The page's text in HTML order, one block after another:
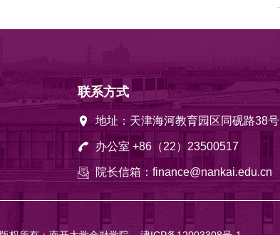
联系方式
地址：天津海河教育园区同砚路38号
办公室 +86（22）23500517
院长信箱：finance@nankai.edu.cn